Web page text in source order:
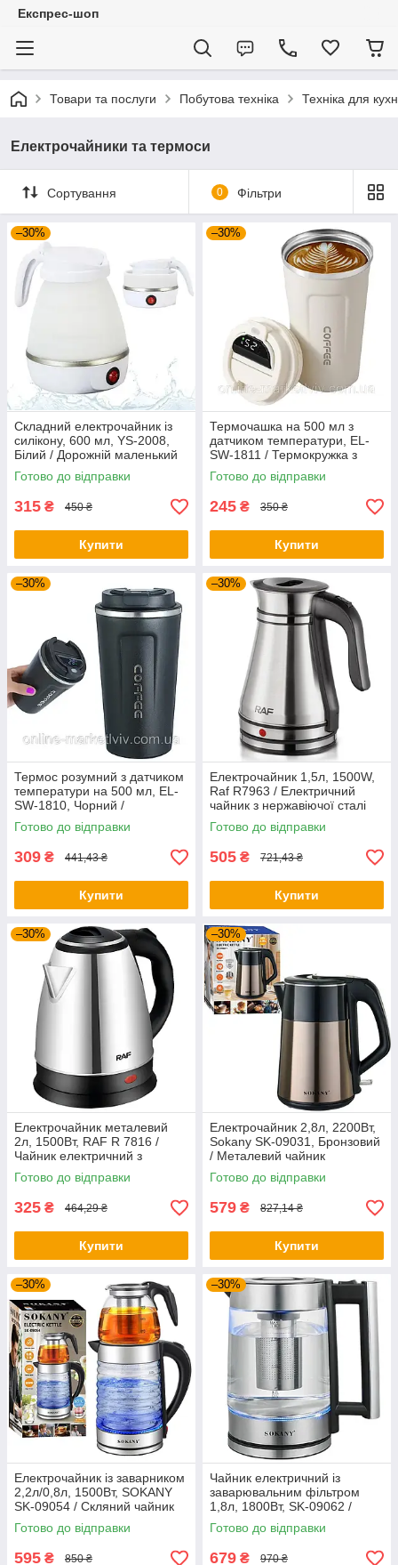
Експрес-шоп
Товари та послуги Побутова техніка Техніка для
Електрочайники та термоси
Сортування 0 Фільтри
–30%
Складний електрочайник із
силікону, 600 мл, YS-2008,
Білий / Дорожній маленький
електричний чайник
Готово до відправки
315 ₴ 450 ₴
Купити
–30%
Термочашка на 500 мл з
датчиком температури, EL-
SW-1811 / Термокружка з
сенсорним дисплеєм /
Розумний термос
Готово до відправки
245 ₴ 350 ₴
Купити
–30%
Термос розумний з датчиком
температури на 500 мл, EL-
SW-1810, Чорний /
Термокружка з сенсорним
дисплеєм
Готово до відправки
309 ₴ 441,43 ₴
Купити
–30%
Електрочайник 1,5л, 1500W,
Raf R7963 / Електричний
чайник з нержавіючої сталі
Готово до відправки
505 ₴ 721,43 ₴
Купити
–30%
Електрочайник металевий
2л, 1500Вт, RAF R 7816 /
Чайник електричний з
нержавіючої сталі
Готово до відправки
325 ₴ 464,29 ₴
Купити
–30%
Електрочайник 2,8л, 2200Вт,
Sokany SK-09031, Бронзовий
/ Металевий чайник
електричний
Готово до відправки
579 ₴ 827,14 ₴
Купити
–30%
Електрочайник із заварником
2,2л/0,8л, 1500Вт, SOKANY
SK-09054 / Скляний чайник
електричний
Готово до відправки
595 ₴ 850 ₴
–30%
Чайник електричний із
заварювальним фільтром
1,8л, 1800Вт, SK-09062 /
Електрочайник скляний з
підсвічуванням
Готово до відправки
679 ₴ 970 ₴